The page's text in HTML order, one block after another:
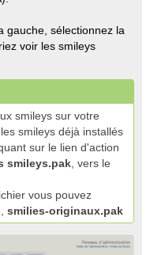
gauche, sélectionnez la
voir les smileys
smileys sur votre
smileys déjà installés
sur le lien d'action
smileys.pak, vers le
vous pouvez
smilies-originaux.pak